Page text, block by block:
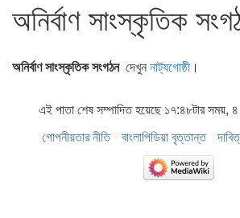
অনির্বাণ সাংস্কৃতিক
অনির্বাণ সাংস্কৃতিক সংগঠনদেখুন নাট্যগোষ্ঠী ।
এই পাতা শেষ সম্পাদিত হয়েছে ১৭:৪৮টার সময়,
গোপনীয়তার নীতি
বাংলাপিডিয়া বৃত্তান্ত